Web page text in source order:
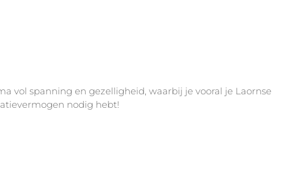
vol spanning en gezelligheid, waarbij je vooral je Laornse
nodig hebt!